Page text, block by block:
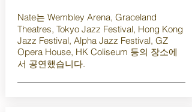
Nate는 Wembley Arena, Graceland
Theatres, Tokyo Jazz Festival, Hong Kong
Jazz Festival, Alpha Jazz Festival, GZ
Opera House, HK Coliseum 등의 장소에
서 공연했습니다.